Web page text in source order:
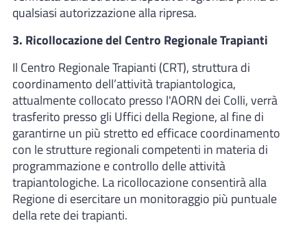
qualsiasi autorizzazione alla ripresa.
3. Ricollocazione del Centro Regionale Trapianti
Il Centro Regionale Trapianti (CRT), struttura di
coordinamento dell’attività trapiantologica,
attualmente collocato presso l'AORN dei Colli, verrà
trasferito presso gli Uffici della Regione, al fine di
garantirne un più stretto ed efficace coordinamento
con le strutture regionali competenti in materia di
programmazione e controllo delle attività
trapiantologiche. La ricollocazione consentirà alla
Regione di esercitare un monitoraggio più puntuale
della rete dei trapianti.